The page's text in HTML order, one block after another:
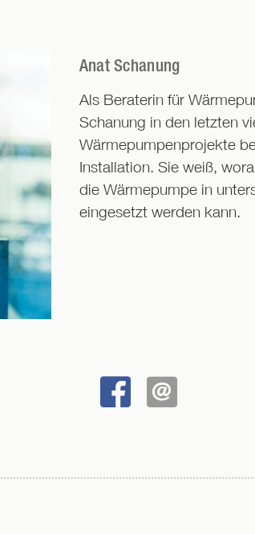
Anat Schanung
Als Beraterin für
Schanung in den letzten
Wärmepumpenprojekte
Installation. Sie weiß,
die Wärmepumpe in
eingesetzt werden kann.